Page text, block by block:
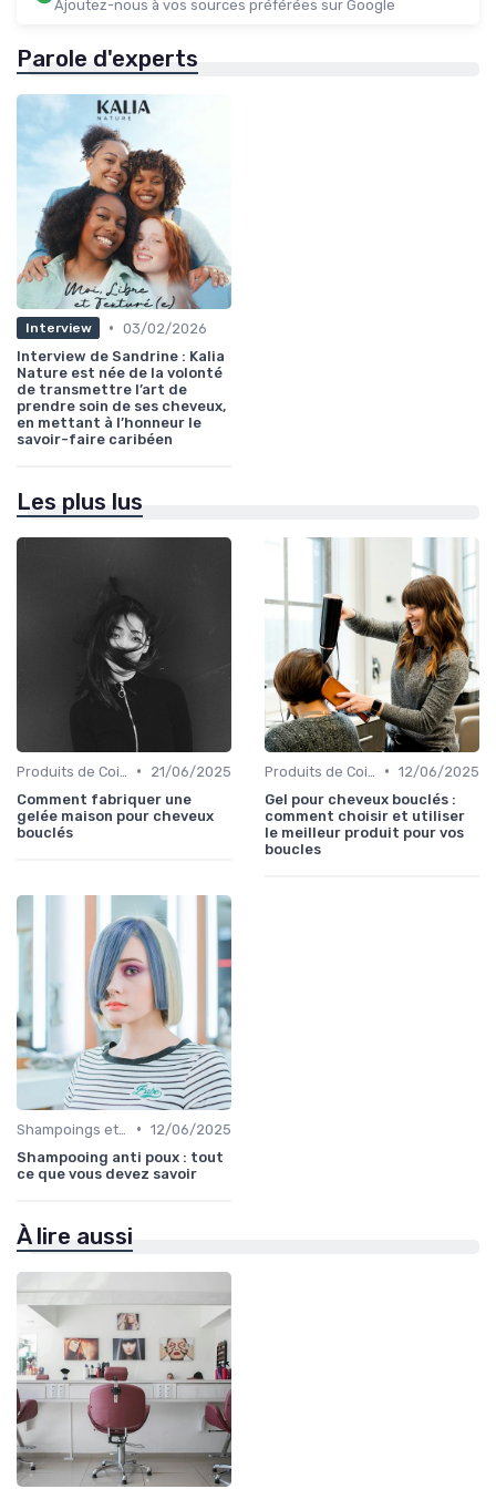
Ajoutez-nous à vos sources préférées sur Google
Parole d'experts
Interview • 03/02/2026
Interview de Sandrine : Kalia
Nature est née de la volonté
de transmettre l’art de
prendre soin de ses cheveux,
en mettant à l’honneur le
savoir-faire caribéen
Les plus lus
•
21/06/2025
Comment fabriquer une
gelée maison pour cheveux
bouclés
• 12/06/2025
Gel pour cheveux bouclés :
comment choisir et utiliser
le meilleur produit pour vos
boucles
• 12/06/2025
Shampooing anti poux : tout
ce que vous devez savoir
À lire aussi